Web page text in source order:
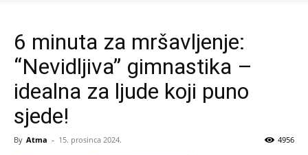
6 minuta za mršavljenje:
“Nevidljiva” gimnastika –
idealna za ljude koji puno
sjede!
By Atma - 15. prosinca 2024. 4956